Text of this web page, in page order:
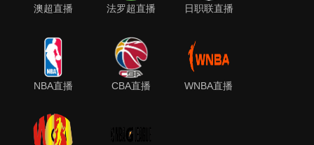
澳超直播 法罗超直播 日职联直播
NBA直播 CBA直播 WNBA直播